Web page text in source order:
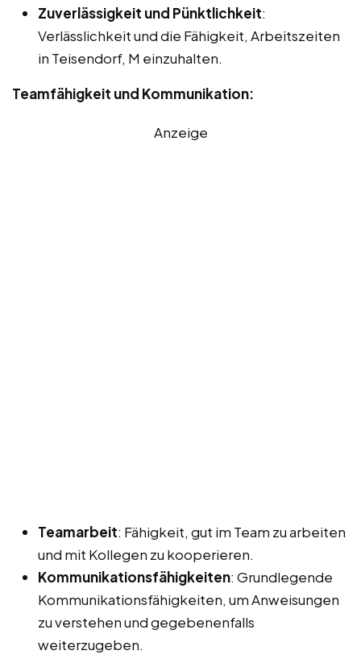
Zuverlässigkeit und Pünktlichkeit:
Verlässlichkeit und die Fähigkeit, Arbeitszeiten
in Teisendorf, M einzuhalten.
Teamfähigkeit und Kommunikation:
Anzeige
Teamarbeit: Fähigkeit, gut im Team zu arbeiten
und mit Kollegen zu kooperieren.
Kommunikationsfähigkeiten: Grundlegende
Kommunikationsfähigkeiten, um Anweisungen
zu verstehen und gegebenenfalls
weiterzugeben.